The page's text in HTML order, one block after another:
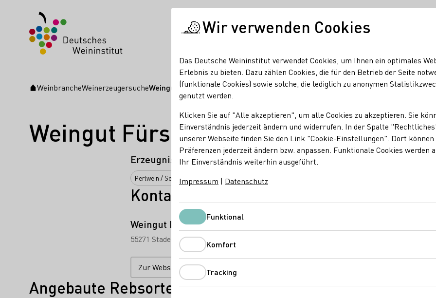
Startseite
WeinbrancheWeinerzeugersucheWeingut Fürst von Elsheim
Weingut Fürst von Elsheim
Erzeugnisse
Perlwein / Secco Traubensaft Brände / Destillate
Kontakt
Weingut Fürst von Elsheim
55271 Stadecken-Elsheim
Zur Website
Angebaute Rebsorten
Wir verwenden Cookies
Das Deutsche Weininstitut verwendet Cookies, um Ihnen ein optimales
Erlebnis zu bieten. Dazu zählen Cookies, die für den Betrieb der Seite
(funktionale Cookies) sowie solche, die lediglich zu anonymen
genutzt werden.
Klicken Sie auf "Alle akzeptieren", um alle Cookies zu akzeptieren. Sie
Einverständnis jederzeit ändern und widerrufen. In der Spalte
unserer Webseite finden Sie den Link "Cookie-Einstellungen". Dort können
Präferenzen jederzeit ändern bzw. anpassen. Funktionale Cookies werden
Ihr Einverständnis weiterhin ausgeführt.
Impressum | Datenschutz
FunktionalFunktional
Komfort
Tracking